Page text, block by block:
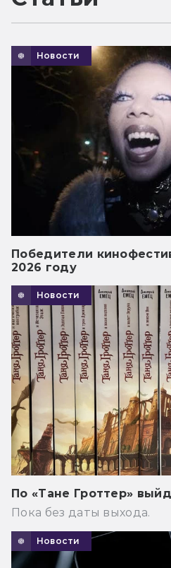
Новости
Победители
2026 году
Новости
По «Тане Гроттер»
Пока без даты выхода.
Новости